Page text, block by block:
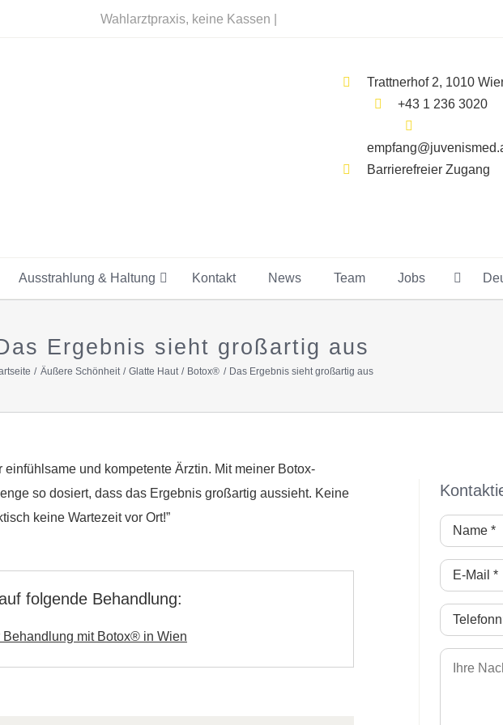
Wahlarztpraxis, keine Kassen |
Trattnerhof 2, 1010
+43 1 236 3020
Barrierefreier Zugang
Ausstrahlung & Haltung Kontakt News Team Jobs
Ergebnis sieht großartig aus
Äußere Schönheit Glatte Haut Botox® Das Ergebnis sieht großartig aus
einfühlsame und kompetente Ärztin. Mit meiner Botox-
so dosiert, dass das Ergebnis großartig aussieht. Keine
keine Wartezeit vor Ort!”
folgende Behandlung:
mit Botox® in Wien